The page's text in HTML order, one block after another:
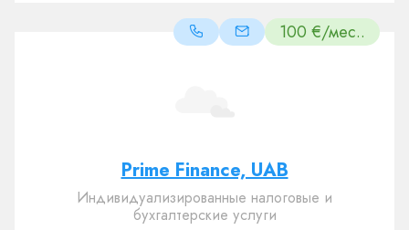
100 €/мес..
Prime Finance, UAB
Индивидуализированные налоговые и
бухгалтерские услуги